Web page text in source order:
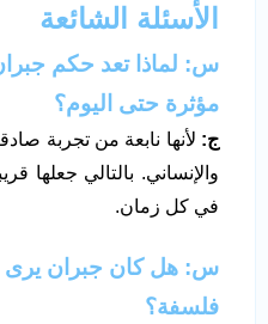
الأسئلة الشائعة
س: لماذا تعد حكم
مؤثرة حتى اليوم؟
ج: لأنها نابعة من تجربة
والإنساني. بالتالي جعلها
في كل زمان.
س: هل كان جبران يرى
فلسفة؟